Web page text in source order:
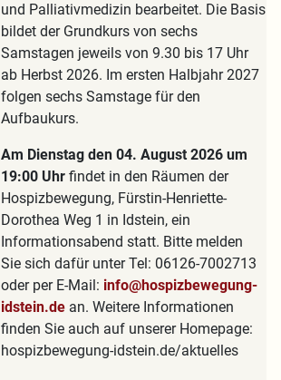
und Palliativmedizin bearbeitet. Die Basis
bildet der Grundkurs von sechs
Samstagen jeweils von 9.30 bis 17 Uhr
ab Herbst 2026. Im ersten Halbjahr 2027
folgen sechs Samstage für den
Aufbaukurs.
Am Dienstag den 04. August 2026 um
19:00 Uhr findet in den Räumen der
Hospizbewegung, Fürstin-Henriette-
Dorothea Weg 1 in Idstein, ein
Informationsabend statt. Bitte melden
Sie sich dafür unter Tel: 06126-7002713
oder per E-Mail: info@hospizbewegung-
idstein.de an. Weitere Informationen
finden Sie auch auf unserer Homepage:
hospizbewegung-idstein.de/aktuelles